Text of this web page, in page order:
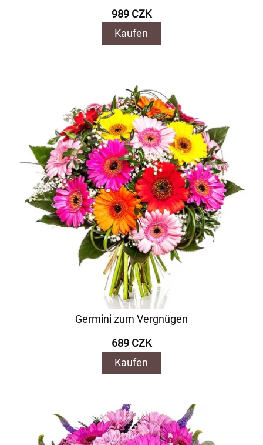
989 CZK
Kaufen
Germini zum Vergnügen
689 CZK
Kaufen